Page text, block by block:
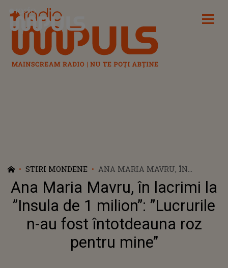
Radio Impuls
STIRI MONDENE
ANA MARIA MAVRU, ÎN
LACRIMI LA ”INSULA DE 1
MILION”: ”LUCRURILE N-AU
FOST ÎNTOTDEAUNA ROZ
PENTRU MINE’’
Ana Maria Mavru, în lacrimi la
”Insula de 1 milion”: ”Lucrurile
n-au fost întotdeauna roz
pentru mine’’